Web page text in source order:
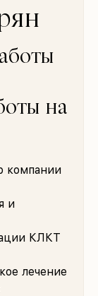
на
компании
и
КЛКТ
лечение